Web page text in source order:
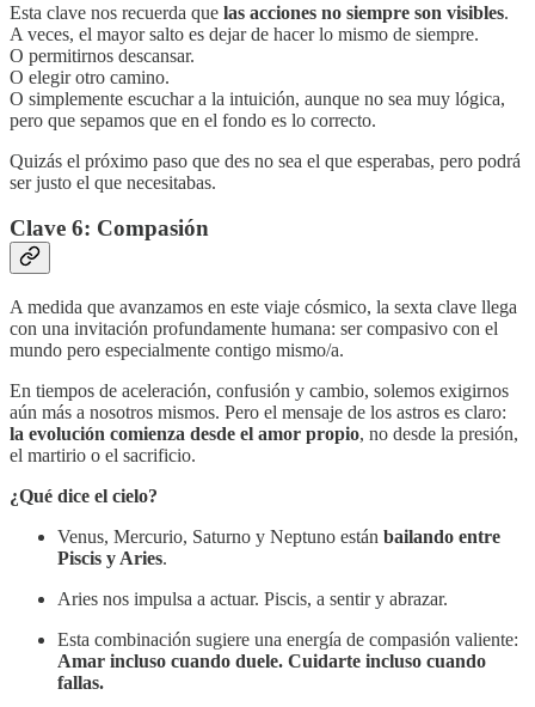
Esta clave nos recuerda que las acciones no siempre son visibles.
A veces, el mayor salto es dejar de hacer lo mismo de siempre.
O permitirnos descansar.
O elegir otro camino.
O simplemente escuchar a la intuición, aunque no sea muy lógica,
pero que sepamos que en el fondo es lo correcto.
Quizás el próximo paso que des no sea el que esperabas, pero podrá
ser justo el que necesitabas.
Clave 6: Compasión
A medida que avanzamos en este viaje cósmico, la sexta clave llega
con una invitación profundamente humana: ser compasivo con el
mundo pero especialmente contigo mismo/a.
En tiempos de aceleración, confusión y cambio, solemos exigirnos
aún más a nosotros mismos. Pero el mensaje de los astros es claro:
la evolución comienza desde el amor propio, no desde la presión,
el martirio o el sacrificio.
¿Qué dice el cielo?
Venus, Mercurio, Saturno y Neptuno están bailando entre
Piscis y Aries.
Aries nos impulsa a actuar. Piscis, a sentir y abrazar.
Esta combinación sugiere una energía de compasión valiente:
Amar incluso cuando duele. Cuidarte incluso cuando
fallas.